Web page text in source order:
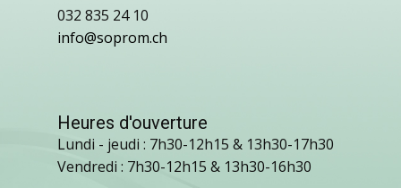
032 835 24 10
info@soprom.ch
Heures d'ouverture
Lundi - jeudi : 7h30-12h15 & 13h30-17h30
Vendredi : 7h30-12h15 & 13h30-16h30